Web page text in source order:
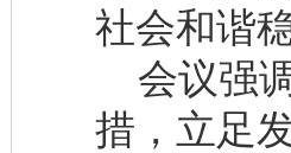
社会和谐
会议强
措，立足